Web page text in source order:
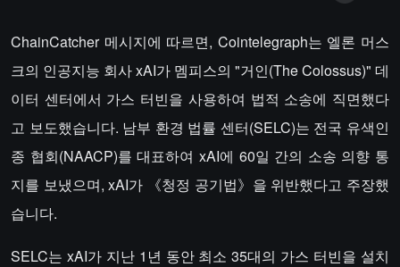
ChainCatcher 메시지에 따르면, Cointelegraph는 엘론 머스
크의 인공지능 회사 xAI가 멤피스의 "거인(The Colossus)" 데
이터 센터에서 가스 터빈을 사용하여 법적 소송에 직면했다
고 보도했습니다. 남부 환경 법률 센터(SELC)는 전국 유색인
종 협회(NAACP)를 대표하여 xAI에 60일 간의 소송 의향 통
지를 보냈으며, xAI가 《청정 공기법》을 위반했다고 주장했
습니다.
SELC는 xAI가 지난 1년 동안 최소 35대의 가스 터빈을 설치